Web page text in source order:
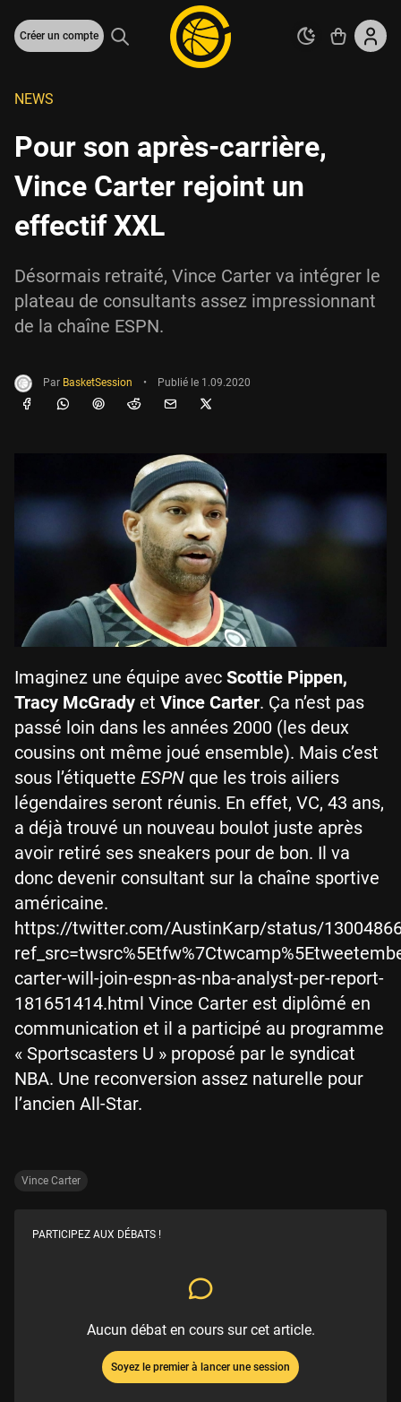
Créer un compte
NEWS
Pour son après-carrière,
Vince Carter rejoint un
effectif XXL
Désormais retraité, Vince Carter va intégrer le
plateau de consultants assez impressionnant
de la chaîne ESPN.
Par BasketSession • Publié le 1.09.2020
Imaginez une équipe avec Scottie Pippen,
Tracy McGrady et Vince Carter. Ça n’est pas
passé loin dans les années 2000 (les deux
cousins ont même joué ensemble). Mais c’est
sous l’étiquette ESPN que les trois ailiers
légendaires seront réunis. En effet, VC, 43 ans,
a déjà trouvé un nouveau boulot juste après
avoir retiré ses sneakers pour de bon. Il va
donc devenir consultant sur la chaîne sportive
américaine.
https://twitter.com/AustinKarp/status/
carter-will-join-espn-as-nba-analyst-per-report-
181651414.html Vince Carter est diplômé en
communication et il a participé au programme
« Sportscasters U » proposé par le syndicat
NBA. Une reconversion assez naturelle pour
l’ancien All-Star.
Vince Carter
PARTICIPEZ AUX DÉBATS !
Aucun débat en cours sur cet article.
Soyez le premier à lancer une session